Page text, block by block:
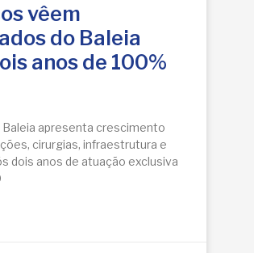
vêem
do Baleia
anos de 100%
Baleia apresenta crescimento
cirurgias, infraestrutura e
dois anos de atuação exclusiva